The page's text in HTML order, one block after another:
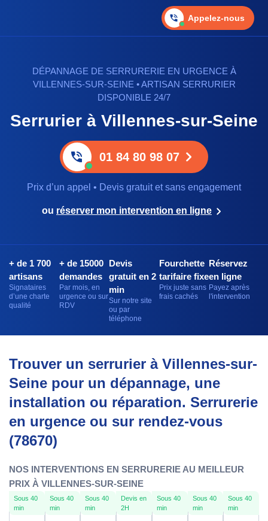
Appelez-nous
DÉPANNAGE DE SERRURERIE EN URGENCE À
VILLENNES-SUR-SEINE • ARTISAN SERRURIER
DISPONIBLE 24/7
Serrurier à Villennes-sur-Seine
01 84 80 98 07
Prix d’un appel • Devis gratuit et sans engagement
ou réserver mon intervention en ligne
+ de 1 700
artisans
Signataires
d’une charte
qualité
+ de 15000
demandes
Par mois, en
urgence ou sur
RDV
Devis
gratuit en 2
min
Sur notre site
ou par
téléphone
Fourchette
tarifaire fixe
Prix juste sans
frais cachés
Réservez
en ligne
Payez après
l'intervention
Trouver un serrurier à Villennes-sur-
Seine pour un dépannage, une
installation ou réparation. Serrurerie
en urgence ou sur rendez-vous
(78670)
NOS INTERVENTIONS EN SERRURERIE AU MEILLEUR
PRIX À VILLENNES-SUR-SEINE
Sous 40
min
Sous 40
min
Sous 40
min
Devis en
2H
Sous 40
min
Sous 40
min
Sous 40
min